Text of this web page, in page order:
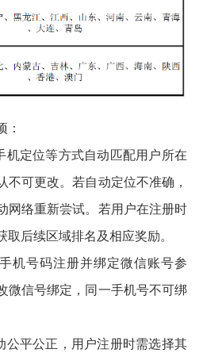
：
机定位等方式自动匹配用户所在
不可更改。若自动定位不准确，
网络重新尝试。若用户在注册时
后续区域排名及相应奖励。
机号码注册并绑定微信账号参
微信号绑定，同一手机号不可绑
公平公正，用户注册时需选择其